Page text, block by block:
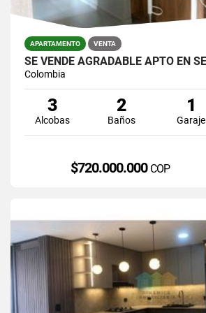
APARTAMENTO VENTA
Colombia
3
Alcobas
2
Baños
1
Garaje
$720.000.000 COP